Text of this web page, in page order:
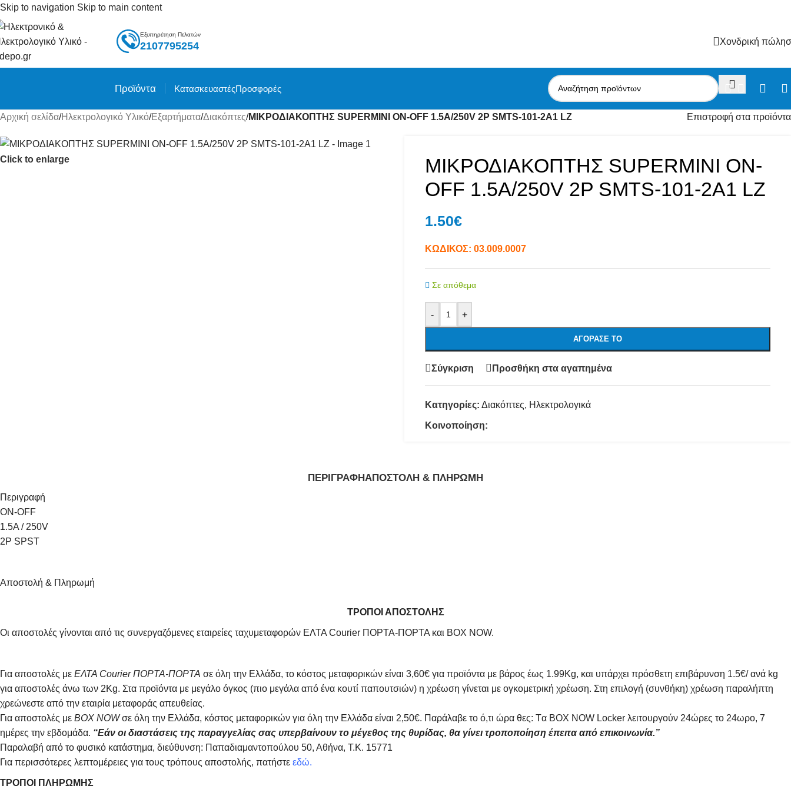
Skip to navigation Skip to main content
Εξυπηρέτηση Πελατών
2107795254 Χονδρική
Προϊόντα ΚατασκευαστέςΠροσφορές
Αρχική σελίδα/Ηλεκτρολογικό Υλικό/Εξαρτήματα/Διακόπτες/ΜΙΚΡΟΔΙΑΚΟΠΤΗΣ SUPERMINI ON-OFF 1.5A/250V 2P SMTS-101-2A1 LZ Επιστροφή στα προϊόντα
Click to enlarge
ΜΙΚΡΟΔΙΑΚΟΠΤΗΣ SUPERMINI ON-
OFF 1.5A/250V 2P SMTS-101-2A1 LZ
1.50€
ΚΩΔΙΚΟΣ: 03.009.0007
Σε απόθεμα
- +
ΑΓΌΡΑΣΕ ΤΟ
Σύγκριση Προσθήκη στα αγαπημένα
Κατηγορίες: Διακόπτες, Ηλεκτρολογικά
Κοινοποίηση:
ΠΕΡΙΓΡΑΦΉΑΠΟΣΤΟΛΉ & ΠΛΗΡΩΜΉ
Περιγραφή
ΟΝ-ΟFF
1.5Α / 250V
2P SPST
Αποστολή & Πληρωμή
ΤΡΟΠΟΙ ΑΠΟΣΤΟΛΗΣ
Οι αποστολές γίνονται από τις συνεργαζόμενες εταιρείες ταχυμεταφορών ΕΛΤΑ Courier ΠΟΡΤΑ-ΠΟΡΤΑ και BOX NOW.
Για αποστολές με ΕΛΤΑ Courier ΠΟΡΤΑ-ΠΟΡΤΑ σε όλη την Ελλάδα, το κόστος μεταφορικών είναι 3,60€ για προϊόντα με βάρος έως 1.99Kg, και υπάρχει πρόσθετη επιβάρυνση 1.5€/ ανά kg
για αποστολές άνω των 2Κg. Στα προϊόντα με μεγάλο όγκος (πιο μεγάλα από ένα κουτί παπουτσιών) η χρέωση γίνεται με ογκομετρική χρέωση. Στη επιλογή (συνθήκη) χρέωση παραλήπτη
χρεώνεστε από την εταιρία μεταφοράς απευθείας.
Για αποστολές με BOX NOWσε όλη την Ελλάδα, κόστος μεταφορικών για όλη την Ελλάδα είναι 2,50€. Παράλαβε το ό,τι ώρα θες: Tα ΒΟΧ ΝΟW Locker λειτουργούν 24ώρες το 24ωρο, 7
ημέρες την εβδομάδα. “Εάν οι διαστάσεις της παραγγελίας σας υπερβαίνουν το μέγεθος της θυρίδας, θα γίνει τροποποίηση έπειτα από επικοινωνία.”
Παραλαβή από το φυσικό κατάστημα, διεύθυνση: Παπαδιαμαντοπούλου 50, Αθήνα, Τ.Κ. 15771
Για περισσότερες λεπτομέρειες για τους τρόπους αποστολής, πατήστε εδώ.
ΤΡΟΠΟΙ ΠΛΗΡΩΜΗΣ